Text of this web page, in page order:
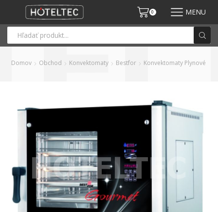
0 MENU
Domov Obchod Konvektomaty Bestfor Konvektomaty Plynové